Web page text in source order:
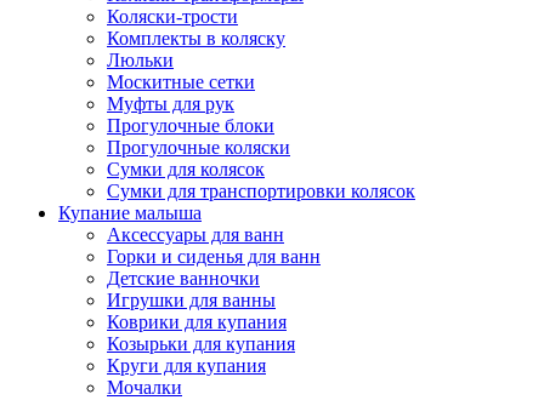
Коляски-трости
Комплекты в коляску
Люльки
Москитные сетки
Муфты для рук
Прогулочные блоки
Прогулочные коляски
Сумки для колясок
Сумки для транспортировки колясок
Купание малыша
Аксессуары для ванн
Горки и сиденья для ванн
Детские ванночки
Игрушки для ванны
Коврики для купания
Козырьки для купания
Круги для купания
Мочалки